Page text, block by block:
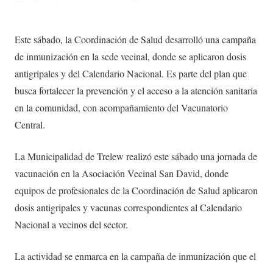
Este sábado, la Coordinación de Salud desarrolló una campaña
de inmunización en la sede vecinal, donde se aplicaron dosis
antigripales y del Calendario Nacional. Es parte del plan que
busca fortalecer la prevención y el acceso a la atención sanitaria
en la comunidad, con acompañamiento del Vacunatorio
Central.
La Municipalidad de Trelew realizó este sábado una jornada de
vacunación en la Asociación Vecinal San David, donde
equipos de profesionales de la Coordinación de Salud aplicaron
dosis antigripales y vacunas correspondientes al Calendario
Nacional a vecinos del sector.
La actividad se enmarca en la campaña de inmunización que el